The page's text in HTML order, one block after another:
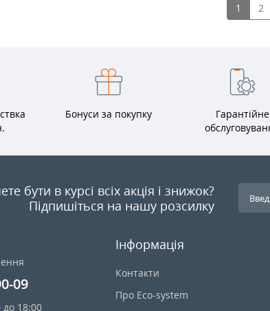
1 2
Бонуси за покупку
Гарантійне
бути в курсі всіх акція і знижок?
Підпишіться на нашу розсилку
09
до 18:00
Інформація
Контакти
Про Eco-system